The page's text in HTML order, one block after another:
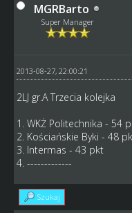
MGRBarto
Super Manager
2013-08-27, 22:00:21
2LJ gr.A Trzecia kolejka
1. WKŻ Politechnika - 54
2. Kościańskie Byki - 48
3. Intermas - 43 pkt
4. -------------
Szukaj